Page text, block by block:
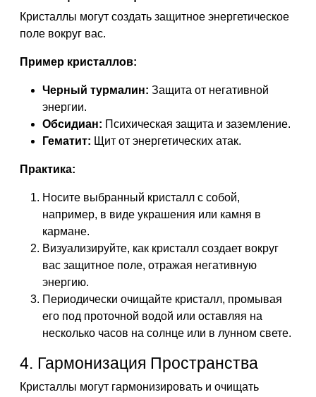
Кристаллы могут создать защитное энергетическое
поле вокруг вас.
Пример кристаллов:
Черный турмалин: Защита от негативной
энергии.
Обсидиан: Психическая защита и заземление.
Гематит: Щит от энергетических атак.
Практика:
Носите выбранный кристалл с собой,
например, в виде украшения или камня в
кармане.
Визуализируйте, как кристалл создает вокруг
вас защитное поле, отражая негативную
энергию.
Периодически очищайте кристалл, промывая
его под проточной водой или оставляя на
несколько часов на солнце или в лунном свете.
4. Гармонизация Пространства
Кристаллы могут гармонизировать и очищать